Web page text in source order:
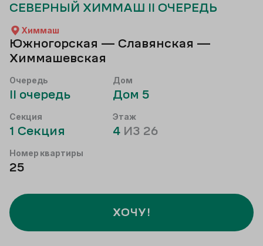
СЕВЕРНЫЙ ХИММАШ II ОЧЕРЕДЬ
Химмаш
Южногорская — Славянская —
Химмашевская
Очередь
II очередь
Дом
Дом 5
Секция
1 Секция
Этаж
4 ИЗ 26
Номер квартиры
25
ХОЧУ!